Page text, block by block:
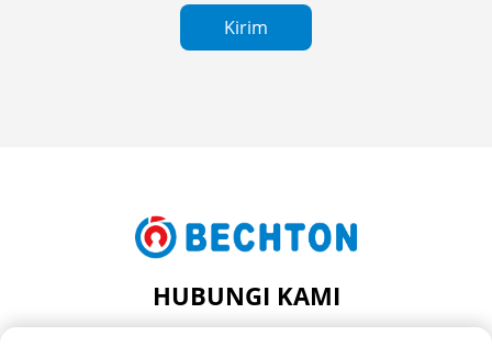
Kirim
HUBUNGI KAMI